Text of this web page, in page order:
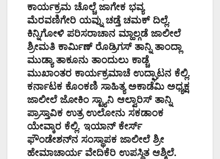
ಕಾರ್ಯಕ್ರಮ ಚೊಲ್ಚೆ ಜಾಗೇಕ ಭವ್ಯ
ಮೆರವಣಿಗೇರಿ ಯವ್ನು ಚಡ್ತೆ ಚಮಕ್ ದಿಲ್ಲೆ.
ಕಿನ್ನಿಗೋಳಿ ಪರಿಸರಾಚಾನ ಮ್ಹಾಲ್ಗಡೆ ಜಾಲೀಲೆ
ಶ್ರೀಮತಿ ಕಾರ್ಮಿಣ್ ರೊಡ್ರಿಗಸ್ ತಾನ್ನಿ ತಾಂದ್ಲಾ
ಮುಡ್ಯಾ ತಾಕೂನು ತಾಂದುಲು ಕಾಡ್ಚೆ
ಮುಖಾಂತರ ಕಾರ್ಯಕ್ರಮಾಚೆ ಉದ್ಘಾಟನ ಕೆಲ್ಲಿ.
ಕರ್ನಾಟಕ ಕೊಂಕಣಿ ಸಾಹಿತ್ಯ ಅಕಾಡೆಮಿ ಅಧ್ಯಕ್ಷ
ಜಾಲೀಲೆ ಜೋಕಿಂ ಸ್ಟ್ಯಾನಿ ಆಲ್ವಾರಿಸ್ ತಾನ್ನಿ
ಪ್ರಾಸ್ತಾವಿಕ ಉತ್ರ ಉಲೋನು ಸಕಡಾಂಕ
ಯೇವ್ಕಾರ ಕೆಲ್ಲಿ. ಇಯಾನ್ ಕೇರ್ಸ್
ಫೌಂಡೇಶನ್‌ನ ಸಂಸ್ಥಾಪಕ ಜಾಲೀಲೆ ಶ್ರೀ
ಹೇಮಾಚಾರ್ಯ ವೇದಿಕೆರಿ ಉಪಸ್ಥಿತ ಆಶ್ಶಿಲೆ.